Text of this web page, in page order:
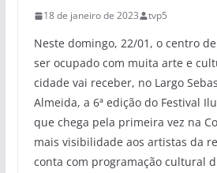
18 de janeiro de 2023 tvp5
Neste domingo, 22/01, o centro
ser ocupado com muita arte e
cidade vai receber, no Largo
Almeida, a 6ª edição do Festival
que chega pela primeira vez na
mais visibilidade aos artistas da
conta com programação cultural